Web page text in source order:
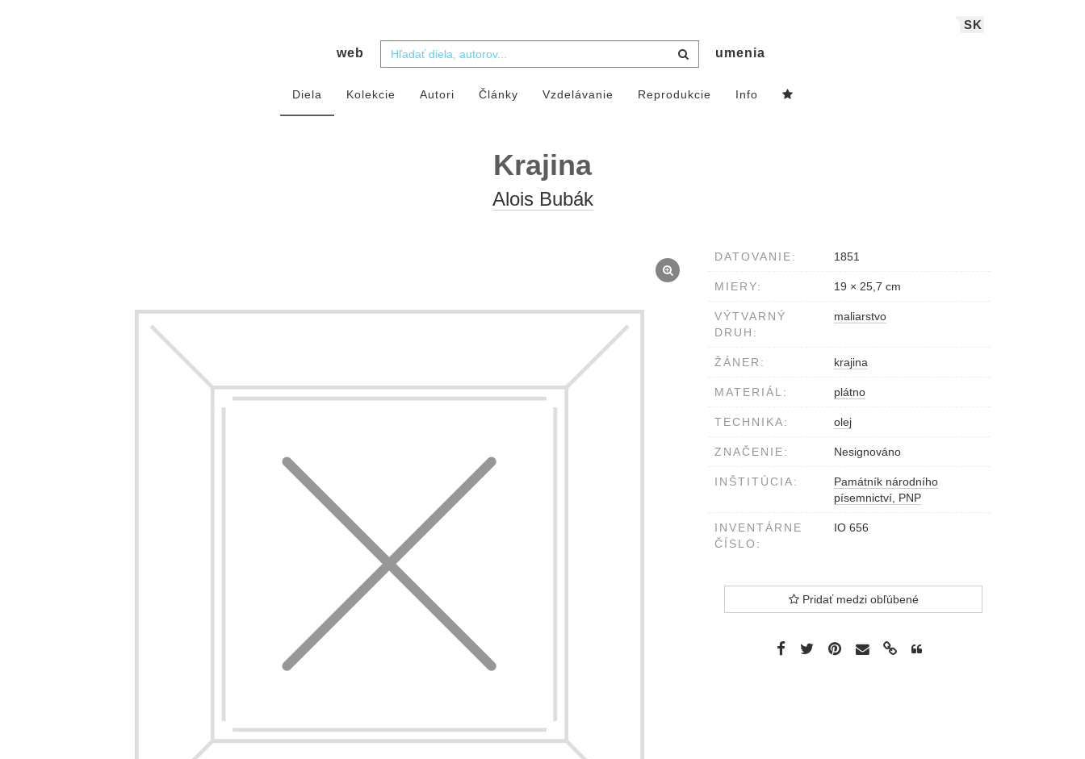
SK
web umenia
Diela Kolekcie Autori Články Vzdelávanie Reprodukcie Info
Krajina
Alois Bubák
DATOVANIE: 1851
MIERY: 19 × 25,7 cm
VÝTVARNÝ
DRUH:
maliarstvo
ŽÁNER: krajina
MATERIÁL: plátno
TECHNIKA: olej
ZNAČENIE: Nesignováno
INŠTITÚCIA:
Památník národního
písemnictví, PNP
INVENTÁRNE
ČÍSLO:
IO 656
Pridať medzi obľúbené